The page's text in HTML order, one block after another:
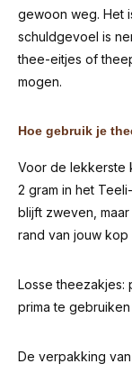
gewoon weg. Het
schuldgevoel is
thee-eitjes of
mogen.
Hoe gebruik je
Voor de lekkerste
2 gram in het
blijft zweven,
rand van jouw
Losse theezakjes:
prima te
De verpakking